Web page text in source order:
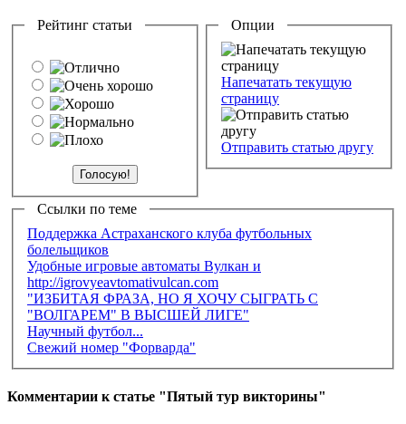
Рейтинг статьи Опции
Напечатать текущую
страницу
Отправить статью другу
Ссылки по теме
Поддержка Астраханского клуба футбольных
болельщиков
Удобные игровые автоматы Вулкан и
http://igrovyeavtomativulcan.com
"ИЗБИТАЯ ФРАЗА, НО Я ХОЧУ СЫГРАТЬ С
"ВОЛГАРЕМ" В ВЫСШЕЙ ЛИГЕ"
Научный футбол...
Свежий номер "Форварда"
Комментарии к статье "Пятый тур викторины"